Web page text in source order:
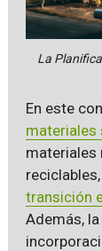
La
En este
materiales
materiales
transición
Además,